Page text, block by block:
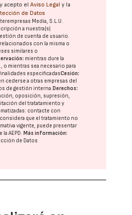
acepto elAviso Legal y la
de Datos
Media, S.L.U.
a nuestra(s)
de cuenta de usuario.
con la misma o
similares o
mientras dure la
o mientras sea necesario para
especificadasCesión:
cederse a otras empresas del
de gestión interna.Derechos:
oposición, supresión,
del tratatamiento y
contacte con
considera que el tratamiento no
vigente, puede presentar
laAEPD .Más información:
de Datos